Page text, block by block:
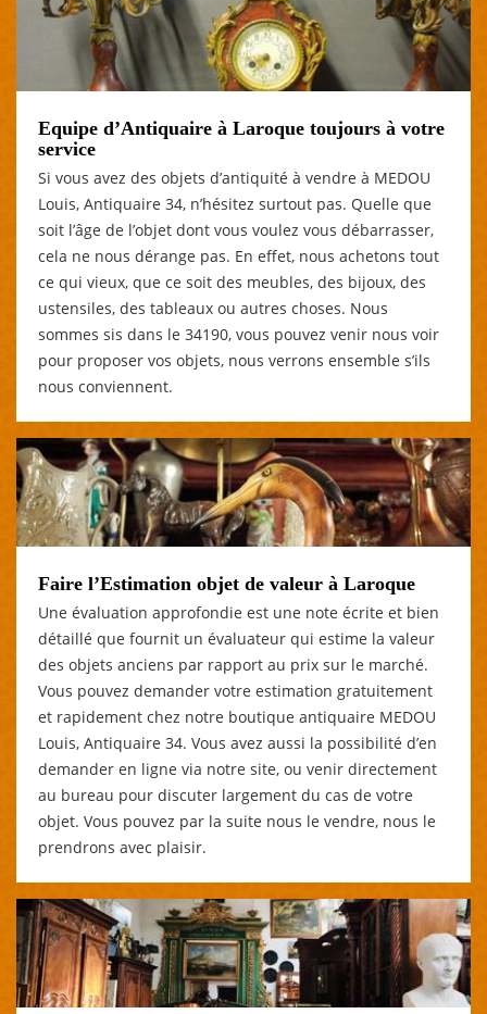
Equipe d’Antiquaire à Laroque toujours à votre
service
Si vous avez des objets d’antiquité à vendre à MEDOU
Louis, Antiquaire 34, n’hésitez surtout pas. Quelle que
soit l’âge de l’objet dont vous voulez vous débarrasser,
cela ne nous dérange pas. En effet, nous achetons tout
ce qui vieux, que ce soit des meubles, des bijoux, des
ustensiles, des tableaux ou autres choses. Nous
sommes sis dans le 34190, vous pouvez venir nous voir
pour proposer vos objets, nous verrons ensemble s’ils
nous conviennent.
Faire l’Estimation objet de valeur à Laroque
Une évaluation approfondie est une note écrite et bien
détaillé que fournit un évaluateur qui estime la valeur
des objets anciens par rapport au prix sur le marché.
Vous pouvez demander votre estimation gratuitement
et rapidement chez notre boutique antiquaire MEDOU
Louis, Antiquaire 34. Vous avez aussi la possibilité d’en
demander en ligne via notre site, ou venir directement
au bureau pour discuter largement du cas de votre
objet. Vous pouvez par la suite nous le vendre, nous le
prendrons avec plaisir.